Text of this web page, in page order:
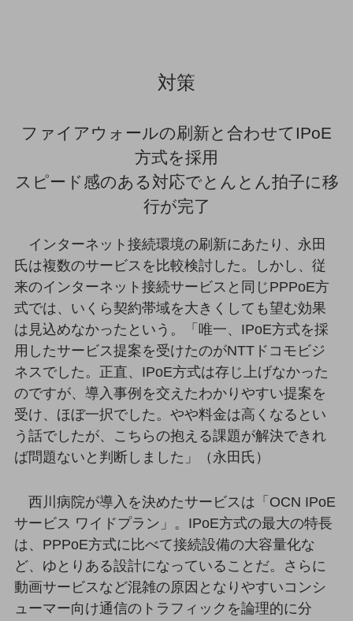
お悩みから見つける
ネットワーク
バックオフィス
リモート・ハイブリッドワーク
セキュリティ
その他のお悩みはこちら
業界から見つける
業界から見つけるTOP
製造業
小売・卸売業
運輸業
地域産業
その他の業界はこちら
ゲーム感覚で見つける
ビジネスお悩み診断
NTTドコモビジネス
オンラインショップ
対策
ファイアウォールの刷新と合わせてIPoE
方式を採用
スピード感のある対応でとんとん拍子に移
行が完了
インターネット接続環境の刷新にあたり、永田
氏は複数のサービスを比較検討した。しかし、従
来のインターネット接続サービスと同じPPPoE方
式では、いくら契約帯域を大きくしても望む効果
は見込めなかったという。「唯一、IPoE方式を採
用したサービス提案を受けたのがNTTドコモビジ
ネスでした。正直、IPoE方式は存じ上げなかった
のですが、導入事例を交えたわかりやすい提案を
受け、ほぼ一択でした。やや料金は高くなるとい
う話でしたが、こちらの抱える課題が解決できれ
ば問題ないと判断しました」（永田氏）
西川病院が導入を決めたサービスは「OCN IPoE
サービス ワイドプラン」。IPoE方式の最大の特長
は、PPPoE方式に比べて接続設備の大容量化な
ど、ゆとりある設計になっていることだ。さらに
動画サービスなど混雑の原因となりやすいコンシ
ューマー向け通信のトラフィックを論理的に分